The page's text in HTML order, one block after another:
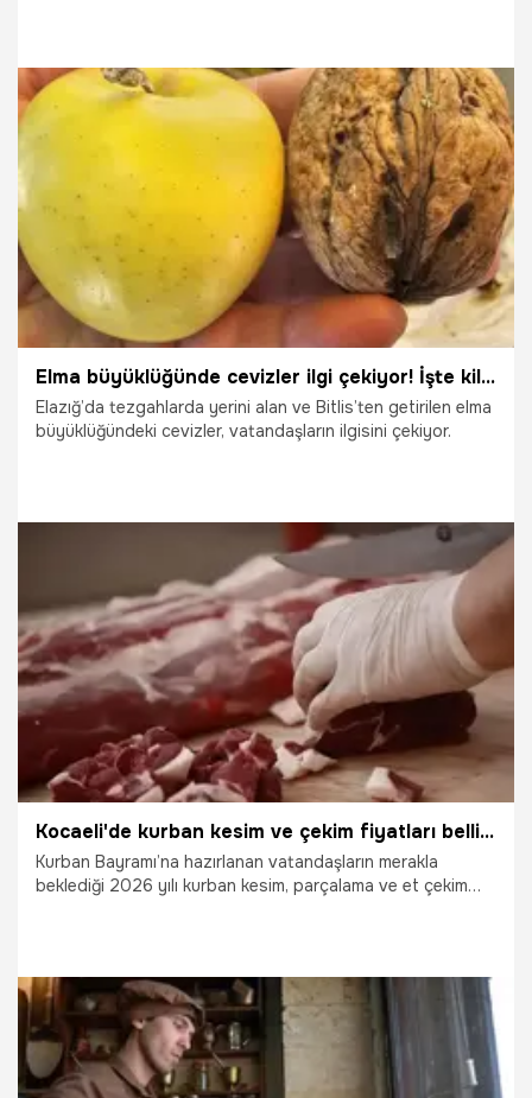
Elma büyüklüğünde cevizler ilgi çekiyor! İşte kilo fiyatı
Elazığ’da tezgahlarda yerini alan ve Bitlis’ten getirilen elma
büyüklüğündeki cevizler, vatandaşların ilgisini çekiyor.
25.04.2026 Elazığ
Kocaeli'de kurban kesim ve çekim fiyatları belli oldu
Kurban Bayramı’na hazırlanan vatandaşların merakla
beklediği 2026 yılı kurban kesim, parçalama ve et çekim
22.04.2026 Kocaeli